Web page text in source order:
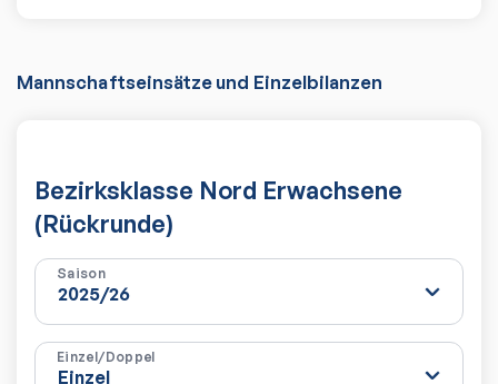
Mannschaftseinsätze und Einzelbilanzen
Bezirksklasse Nord Erwachsene
(Rückrunde)
Saison
Einzel/Doppel